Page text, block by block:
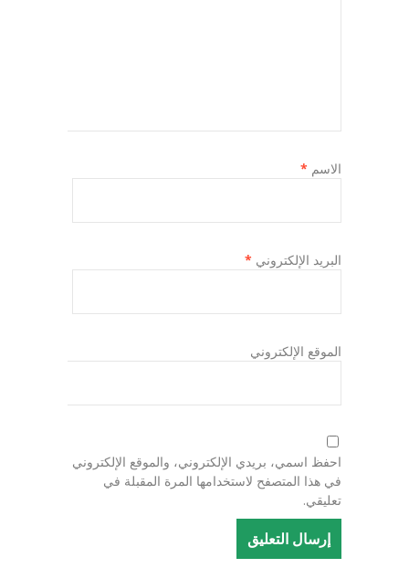
الاسم *
البريد الإلكتروني *
الموقع الإلكتروني
احفظ اسمي، بريدي الإلكتروني، والموقع الإلكتروني
في هذا المتصفح لاستخدامها المرة المقبلة في
تعليقي.